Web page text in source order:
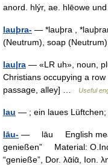
anord. hlýr, ae. hlēowe
lauþra- — *lauþra ,
(Neutrum), soap
lau|ra — «LR uh», noun,
Christians occupying a
passage, alley] …
Useful
lau — ; ein laues
lāu- — lāu English
genießen” Material:
“genieße”, Dor. λᾱίᾱ, Ion.